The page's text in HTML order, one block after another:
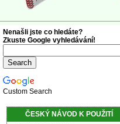
Nenašli jste co hledáte?
Zkuste Google vyhledávání!
Custom Search
ČESKÝ NÁVOD K POUŽITÍ